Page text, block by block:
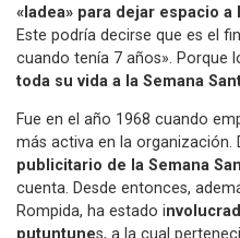
«ladea» para dejar espacio a
Este podría decirse que es el
cuando tenía 7 años». Porque
toda su vida a la Semana
Fue en el año 1968 cuando
más activa en la organización.
publicitario de la Semana
cuenta. Desde entonces,
Rompida, ha estado i
putuntunes, a la cual